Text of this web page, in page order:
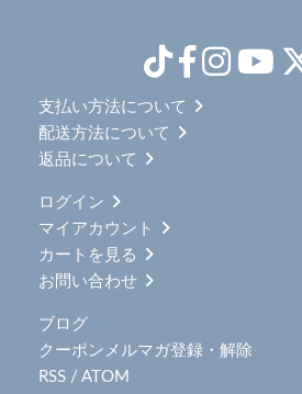
支払い方法について
配送方法について
返品について
ログイン
マイアカウント
カートを見る
お問い合わせ
ブログ
クーポンメルマガ登録・解除
RSS / ATOM